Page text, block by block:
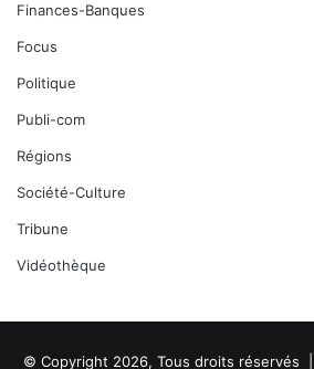
Finances-Banques
Focus
Politique
Publi-com
Régions
Société-Culture
Tribune
Vidéothèque
© Copyright 2026, Tous droits réservés |